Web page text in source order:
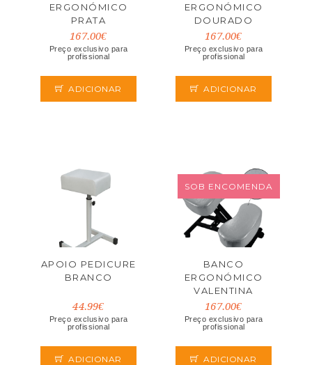
ERGONÓMICO
PRATA
167.00€
Preço exclusivo para
profissional
ADICIONAR
ERGONÓMICO
DOURADO
167.00€
Preço exclusivo para
profissional
ADICIONAR
APOIO PEDICURE
BRANCO
44.99€
Preço exclusivo para
profissional
ADICIONAR
SOB ENCOMENDA
BANCO
ERGONÓMICO
VALENTINA
167.00€
Preço exclusivo para
profissional
ADICIONAR